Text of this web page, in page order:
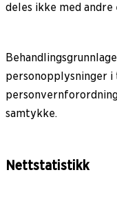
deles ikke med andre
personopplysninger
samtykke.
Nettstatistikk